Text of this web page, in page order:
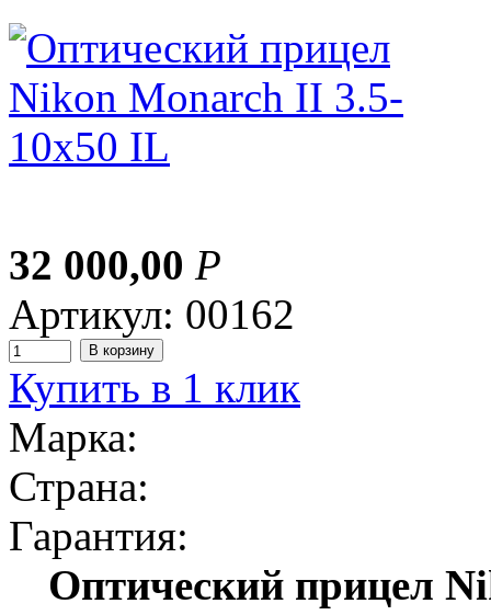
32 000,00 Р
Артикул: 00162
Купить в 1 клик
Марка:
Страна:
Гарантия:
Оптический прицел